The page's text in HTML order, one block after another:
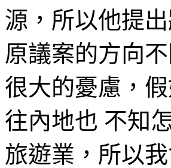
源，所以他提
原議案的方向
很大的憂慮，
往內地也 不知
旅遊業，所以